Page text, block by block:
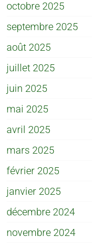
octobre 2025
septembre 2025
août 2025
juillet 2025
juin 2025
mai 2025
avril 2025
mars 2025
février 2025
janvier 2025
décembre 2024
novembre 2024